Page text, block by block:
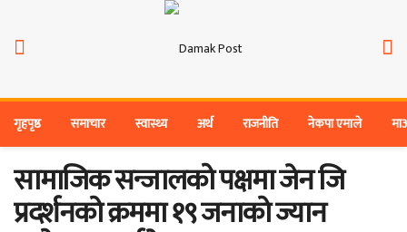
गृहपृष्ठ समाचार स्वास्थ्य अर्थ राजनीति नेकपा एमाले
सामाजिक सन्जालको पक्षमा जेन जि
प्रदर्शनको क्रममा १९ जनाको ज्यान